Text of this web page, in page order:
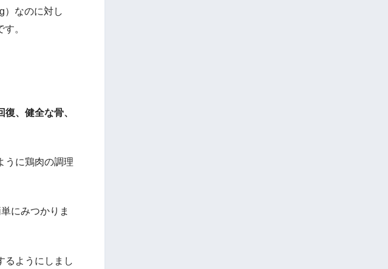
）なのに対し
。
、健全な骨、
うに鶏肉の調理
にみつかりま
るようにしまし